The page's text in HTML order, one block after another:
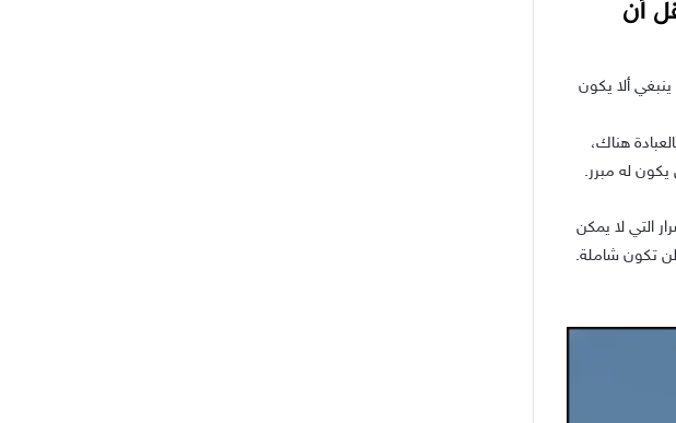
أن
ألا يكون
هناك،
له مبرر.
التي لا يمكن
لن تكون شاملة.